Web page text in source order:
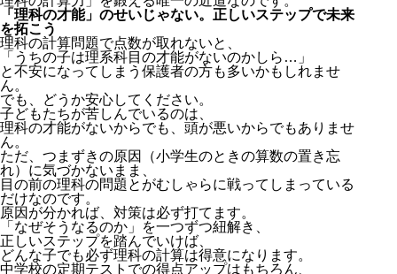
「理科の才能」のせいじゃない。正しいステップで未来
を拓こう
理科の計算問題で点数が取れないと、
「うちの子は理系科目の才能がないのかしら…」
と不安になってしまう保護者の方も多いかもしれませ
ん。
でも、どうか安心してください。
子どもたちが苦しんでいるのは、
理科の才能がないからでも、頭が悪いからでもありませ
ん。
ただ、つまずきの原因（小学生のときの算数の置き忘
れ）に気づかないまま、
目の前の理科の問題とがむしゃらに戦ってしまっている
だけなのです。
原因が分かれば、対策は必ず打てます。
「なぜそうなるのか」を一つずつ紐解き、
正しいステップを踏んでいけば、
どんな子でも必ず理科の計算は得意になります。
中学校の定期テストでの得点アップはもちろん、